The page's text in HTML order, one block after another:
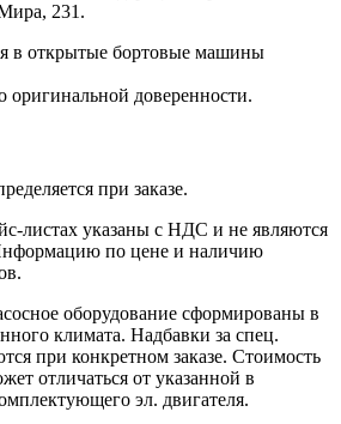
231.
в открытые бортовые машины
доверенности.
при заказе.
листах указаны с НДС и не являются
по цене и наличию
оборудование сформированы в
климата. Надбавки за спец.
при конкретном заказе. Стоимость
отличаться от указанной в
эл. двигателя.